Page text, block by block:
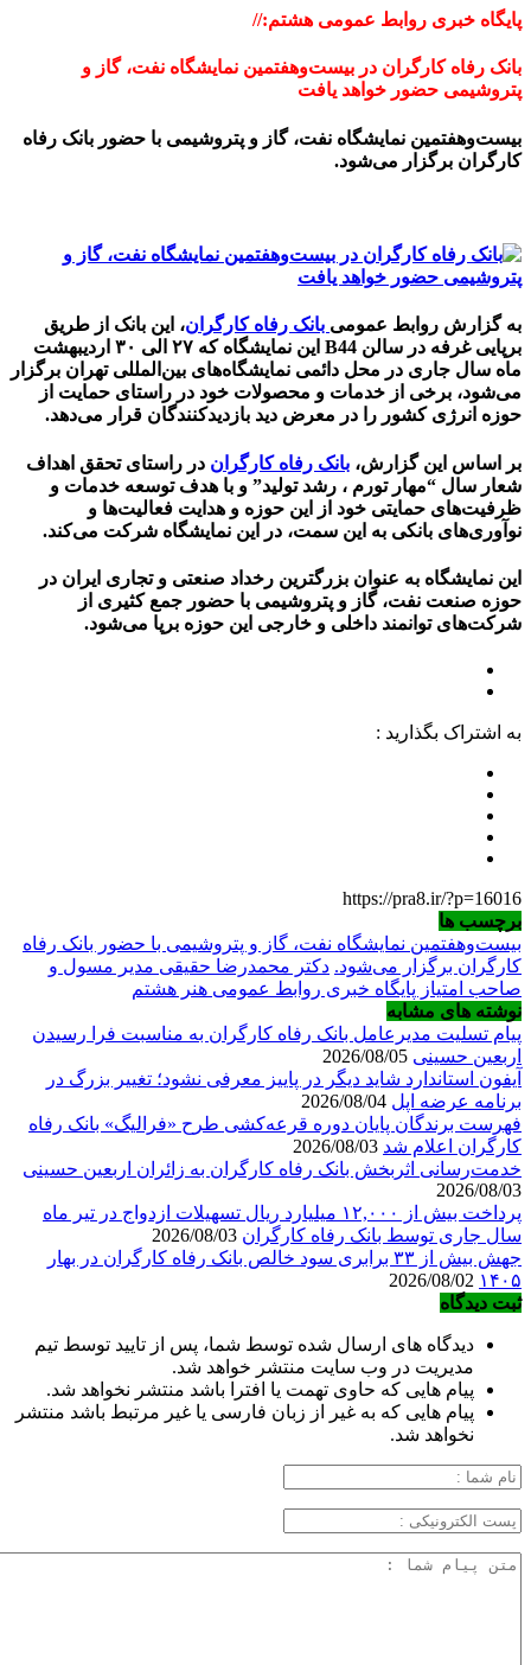
پایگاه خبری روابط عمومی هشتم://
بانک رفاه کارگران در بیست‌وهفتمین نمایشگاه نفت، گاز و
پتروشیمی حضور خواهد یافت
بیست‌وهفتمین نمایشگاه نفت، گاز و پتروشیمی با حضور بانک رفاه
کارگران برگزار می‌شود.
به گزارش روابط عمومی بانک رفاه کارگران، این بانک از طریق
برپایی غرفه در سالن B44 این نمایشگاه که ۲۷ الی ۳۰ اردیبهشت
ماه سال جاری در محل دائمی نمایشگاه‌های بین‌المللی تهران برگزار
می‌شود، برخی از خدمات و محصولات خود در راستای حمایت از
حوزه انرژی کشور را در معرض دید بازدیدکنندگان قرار می‌دهد.
بر اساس این گزارش، بانک رفاه کارگران در راستای تحقق اهداف
شعار سال “مهار تورم ، رشد تولید” و با هدف توسعه خدمات و
ظرفیت‌های حمایتی خود از این حوزه و هدایت فعالیت‌ها و
نوآوری‌های بانکی به این سمت، در این نمایشگاه شرکت می‌کند.
این نمایشگاه به عنوان بزرگترین رخداد صنعتی و تجاری ایران در
حوزه صنعت نفت، گاز و پتروشیمی با حضور جمع کثیری از
شرکت‌های توانمند داخلی و خارجی این حوزه برپا می‌شود.
به اشتراک بگذارید :
https://pra8.ir/?p=16016
برچسب ها
بیست‌وهفتمین نمایشگاه نفت، گاز و پتروشیمی با حضور بانک رفاه
کارگران برگزار می‌شود. دکتر محمدرضا حقیقی مدیر مسول و
صاحب امتیاز پایگاه خبری روابط عمومی هنر هشتم
نوشته های مشابه
پیام تسلیت مدیرعامل بانک رفاه کارگران به مناسبت فرا رسیدن
اربعین حسینی
آیفون استاندارد شاید دیگر در پاییز معرفی نشود؛ تغییر بزرگ در
برنامه عرضه اپل
فهرست برندگان پایان دوره قرعه‌کشی طرح «فرالیگ» بانک رفاه
کارگران اعلام شد
خدمت‌رسانی اثربخش بانک رفاه کارگران به زائران اربعین حسینی
2026/08/03
پرداخت بیش از ۱۲,۰۰۰ میلیارد ریال تسهیلات ازدواج در تیر ماه
سال جاری توسط بانک رفاه کارگران
جهش بیش از ۳۳ برابری سود خالص بانک رفاه کارگران در بهار
۱۴۰۵
ثبت دیدگاه
دیدگاه های ارسال شده توسط شما، پس از تایید توسط تیم
مدیریت در وب سایت منتشر خواهد شد.
پیام هایی که حاوی تهمت یا افترا باشد منتشر نخواهد شد.
پیام هایی که به غیر از زبان فارسی یا غیر مرتبط باشد منتشر
نخواهد شد.